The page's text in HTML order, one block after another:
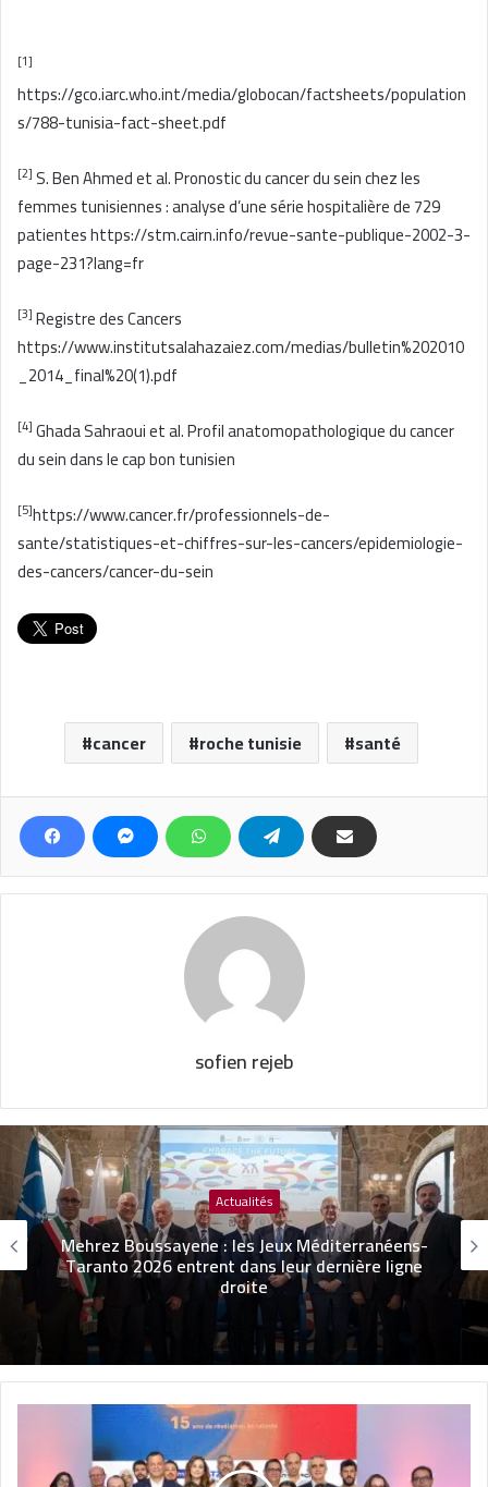
[1]
https://gco.iarc.who.int/media/globocan/factsheets/population
s/788-tunisia-fact-sheet.pdf
[2]S. Ben Ahmed et al. Pronostic du cancer du sein chez les
femmes tunisiennes : analyse d’une série hospitalière de 729
patientes https://stm.cairn.info/revue-sante-publique-2002-3-
page-231?lang=fr
[3]Registre des Cancers
https://www.institutsalahazaiez.com/medias/bulletin%202010
_2014_final%20(1).pdf
[4]Ghada Sahraoui et al. Profil anatomopathologique du cancer
du sein dans le cap bon tunisien
[5]https://www.cancer.fr/professionnels-de-
sante/statistiques-et-chiffres-sur-les-cancers/epidemiologie-
des-cancers/cancer-du-sein
cancer roche tunisie santé
sofien rejeb
Actualités
Mourad Hammami nouveau PDG de BNA
Assurances…